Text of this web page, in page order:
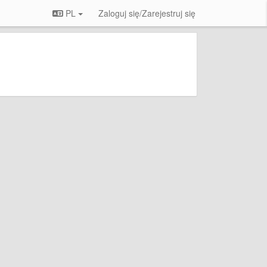
PL Zaloguj się/Zarejestruj się